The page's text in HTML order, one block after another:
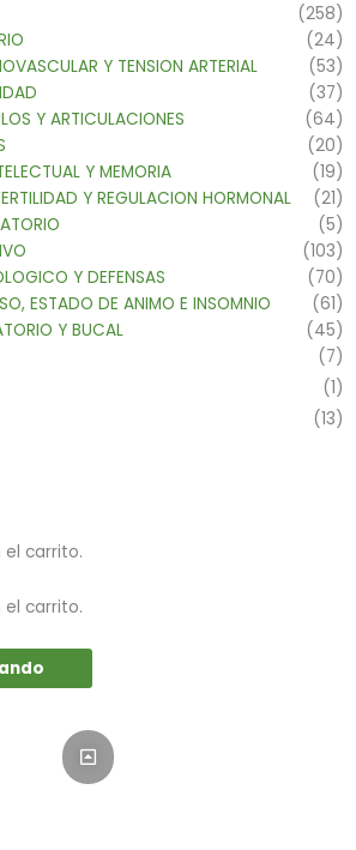
(258)
(24)
Y TENSION ARTERIAL
(53)
(37)
Y ARTICULACIONES
(64)
(20)
Y MEMORIA
(19)
Y REGULACION HORMONAL
(21)
(5)
(103)
Y DEFENSAS
(70)
ESTADO DE ANIMO E INSOMNIO
(61)
Y BUCAL
(45)
(7)
(1)
(13)
el carrito.
el carrito.